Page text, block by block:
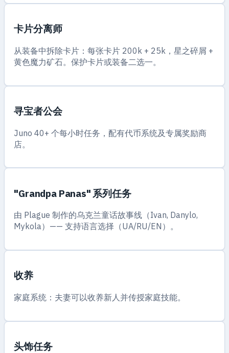
卡片分离师
从装备中拆除卡片：每张卡片 200k + 25k，星之碎屑 +
黄色魔力矿石。保护卡片或装备二选一。
寻宝者公会
Juno 40+ 个每小时任务，配有代币系统及专属奖励商
店。
"Grandpa Panas" 系列任务
由 Plague 制作的乌克兰童话故事线（Ivan, Danylo,
Mykola）—— 支持语言选择（UA/RU/EN）。
收养
家庭系统：夫妻可以收养新人并传授家庭技能。
头饰任务